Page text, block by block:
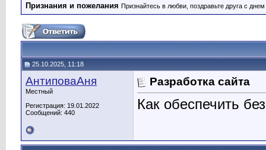
Признания и пожелания Признайтесь в любви, поздравьте друга с
25.10.2025, 11:18
АнтиповаАня
Местный
Регистрация: 19.01.2022
Сообщений: 440
Разработка сайта
Как обеспечить